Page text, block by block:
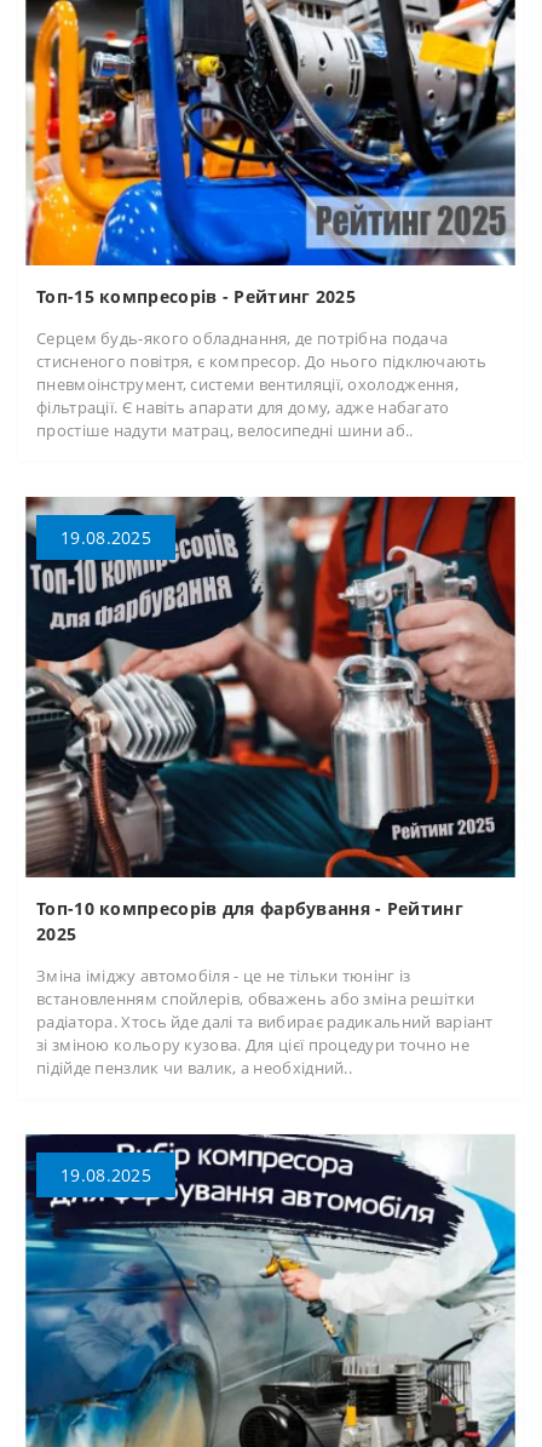
Топ-15 компресорів - Рейтинг 2025
Серцем будь-якого обладнання, де потрібна подача
стисненого повітря, є компресор. До нього підключають
пневмоінструмент, системи вентиляції, охолодження,
фільтрації. Є навіть апарати для дому, адже набагато
простіше надути матрац, велосипедні шини аб..
19.08.2025
Топ-10 компресорів для фарбування - Рейтинг
2025
Зміна іміджу автомобіля - це не тільки тюнінг із
встановленням спойлерів, обважень або зміна решітки
радіатора. Хтось йде далі та вибирає радикальний варіант
зі зміною кольору кузова. Для цієї процедури точно не
підійде пензлик чи валик, а необхідний..
19.08.2025